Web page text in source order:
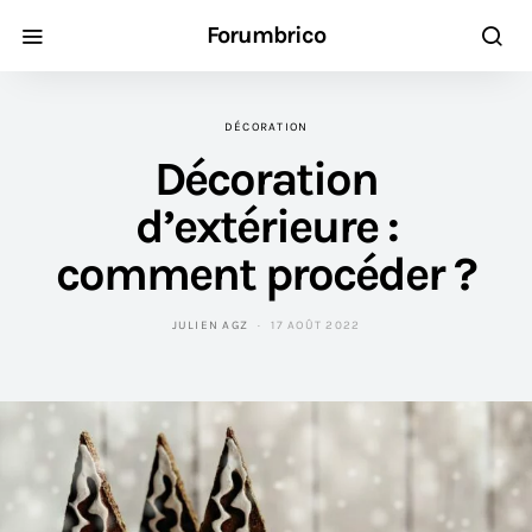
Forumbrico
DÉCORATION
Décoration
d’extérieure :
comment procéder ?
JULIEN AGZ 17 AOÛT 2022